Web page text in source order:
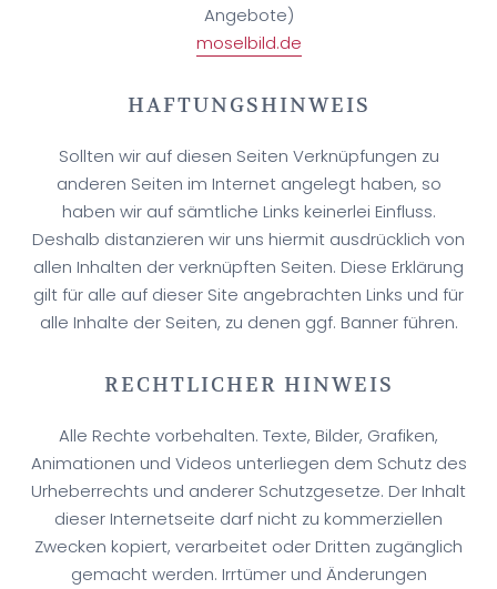
Angebote)
moselbild.de
HAFTUNGSHINWEIS
Sollten wir auf diesen Seiten Verknüpfungen zu
anderen Seiten im Internet angelegt haben, so
haben wir auf sämtliche Links keinerlei Einfluss.
Deshalb distanzieren wir uns hiermit ausdrücklich von
allen Inhalten der verknüpften Seiten. Diese Erklärung
gilt für alle auf dieser Site angebrachten Links und für
alle Inhalte der Seiten, zu denen ggf. Banner führen.
RECHTLICHER HINWEIS
Alle Rechte vorbehalten. Texte, Bilder, Grafiken,
Animationen und Videos unterliegen dem Schutz des
Urheberrechts und anderer Schutzgesetze. Der Inhalt
dieser Internetseite darf nicht zu kommerziellen
Zwecken kopiert, verarbeitet oder Dritten zugänglich
gemacht werden. Irrtümer und Änderungen